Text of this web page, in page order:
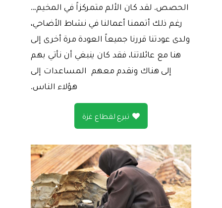
الحصص. لقد كان الألم متمركزاً في المخيم...
رغم ذلك أتممنا أعمالنا في نشاط الأضاحي،
ولدى عودتنا قررنا جميعاً العودة مرة أخرى إلى
هنا مع عائلاتنا، فقد كان ينبغي أن نأتي بهم
إلى هناك ونقدم معهم المساعدات إلى
هؤلاء الناس.
تبرع لقطاع غزة